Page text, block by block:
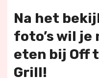
Na het
foto’s wil je
eten bij Off
Grill!